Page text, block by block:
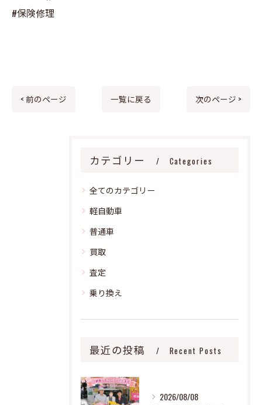
#保険修理
< 前のページ 一覧に戻る 次のページ >
カテゴリー Categories
全てのカテゴリー
軽自動車
普通車
買取
査定
乗り換え
最近の投稿 Recent Posts
2026/08/08